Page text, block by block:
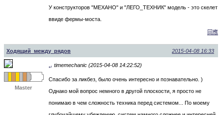
У конструкторов "МЕХАНО" и "ЛЕГО_ТЕХНИК" модель - это скелет
ввиде фермы-моста.
回應
Ходящий_между_рядов 2015-04-08 16:33
Master
↵ timemechanic (2015-04-08 14:22:52)
Спасибо за ликбез, было очень интересно и познавательно. )
Однако мой вопрос немного в другой плоскости, я просто не
понимаю в чем сложность техника перед системом... По моему